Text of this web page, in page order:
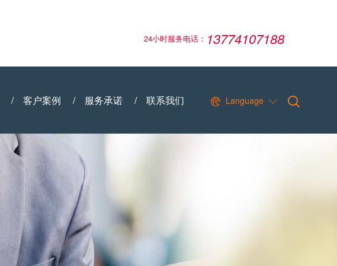
24小时服务电话： 13774107188
/ 客户案例 / 服务承诺 / 联系我们 Language  